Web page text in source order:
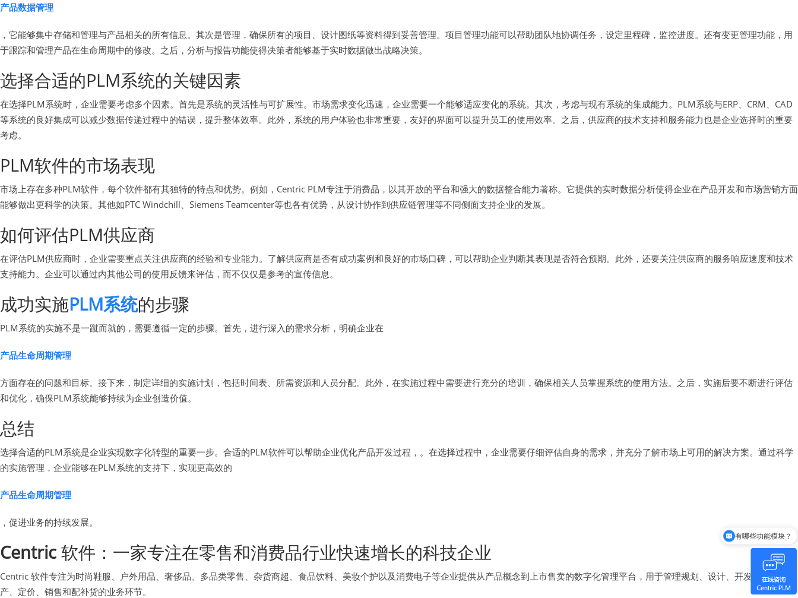
产品数据管理
，它能够集中存储和管理与产品相关的所有信息。其次是管理，确保所有的项目、设计图纸等资料得到妥善管理。项目管理功能可以帮助团队地协调任务，设定里程碑，监控进度。还有变更管理功能，用
于跟踪和管理产品在生命周期中的修改。之后，分析与报告功能使得决策者能够基于实时数据做出战略决策。
选择合适的PLM系统的关键因素
在选择PLM系统时，企业需要考虑多个因素。首先是系统的灵活性与可扩展性。市场需求变化迅速，企业需要一个能够适应变化的系统。其次，考虑与现有系统的集成能力。PLM系统与ERP、CRM、CAD
等系统的良好集成可以减少数据传递过程中的错误，提升整体效率。此外，系统的用户体验也非常重要，友好的界面可以提升员工的使用效率。之后，供应商的技术支持和服务能力也是企业选择时的重要
考虑。
PLM软件的市场表现
市场上存在多种PLM软件，每个软件都有其独特的特点和优势。例如，Centric PLM专注于消费品，以其开放的平台和强大的数据整合能力著称。它提供的实时数据分析使得企业在产品开发和市场营销方面
能够做出更科学的决策。其他如PTC Windchill、Siemens Teamcenter等也各有优势，从设计协作到供应链管理等不同侧面支持企业的发展。
如何评估PLM供应商
在评估PLM供应商时，企业需要重点关注供应商的经验和专业能力。了解供应商是否有成功案例和良好的市场口碑，可以帮助企业判断其表现是否符合预期。此外，还要关注供应商的服务响应速度和技术
支持能力。企业可以通过内其他公司的使用反馈来评估，而不仅仅是参考的宣传信息。
成功实施PLM系统的步骤
PLM系统的实施不是一蹴而就的，需要遵循一定的步骤。首先，进行深入的需求分析，明确企业在
产品生命周期管理
方面存在的问题和目标。接下来，制定详细的实施计划，包括时间表、所需资源和人员分配。此外，在实施过程中需要进行充分的培训，确保相关人员掌握系统的使用方法。之后，实施后要不断进行评估
和优化，确保PLM系统能够持续为企业创造价值。
总结
选择合适的PLM系统是企业实现数字化转型的重要一步。合适的PLM软件可以帮助企业优化产品开发过程，。在选择过程中，企业需要仔细评估自身的需求，并充分了解市场上可用的解决方案。通过科学
的实施管理，企业能够在PLM系统的支持下，实现更高效的
产品生命周期管理
，促进业务的持续发展。
Centric 软件：一家专注在零售和消费品行业快速增长的科技企业
Centric 软件专注为时尚鞋服、户外用品、奢侈品、多品类零售、杂货商超、食品饮料、美妆个护以及消费电子等企业提供从产品概念到上市售卖的数字化管理平台，用于管理规划、设计、开发、采购、生
产、定价、销售和配补货的业务环节。